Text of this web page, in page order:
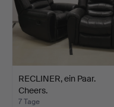
RECLINER, ein Paar.
Cheers.
7 Tage